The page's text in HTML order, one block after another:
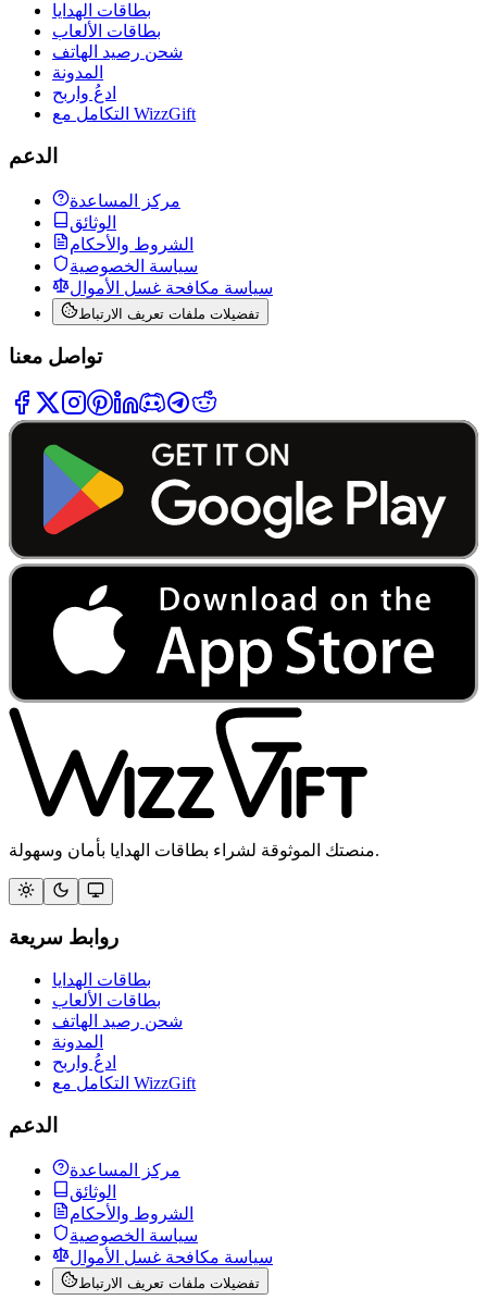
بطاقات الهدايا
بطاقات الألعاب
شحن رصيد الهاتف
المدونة
ادعُ واربح
التكامل مع WizzGift
الدعم
مركز المساعدة
الوثائق
الشروط والأحكام
سياسة الخصوصية
سياسة مكافحة غسل الأموال
تفضيلات ملفات تعريف الارتباط
تواصل معنا
منصتك الموثوقة لشراء بطاقات الهدايا بأمان وسهولة.
روابط سريعة
بطاقات الهدايا
بطاقات الألعاب
شحن رصيد الهاتف
المدونة
ادعُ واربح
التكامل مع WizzGift
الدعم
مركز المساعدة
الوثائق
الشروط والأحكام
سياسة الخصوصية
سياسة مكافحة غسل الأموال
تفضيلات ملفات تعريف الارتباط